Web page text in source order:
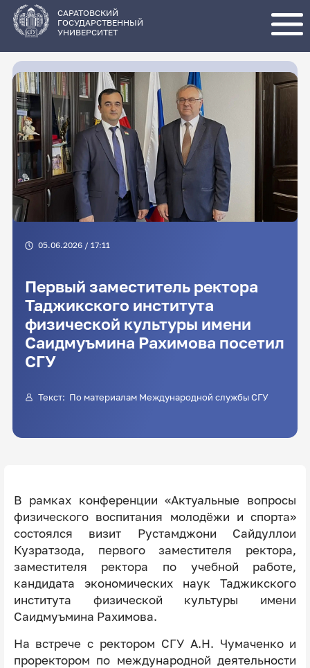
основному
содержанию
САРАТОВСКИЙ
ГОСУДАРСТВЕННЫЙ
УНИВЕРСИТЕТ
05.06.2026 / 17:11
Первый заместитель ректора
Таджикского института
физической культуры имени
Саидмуъмина Рахимова посетил
СГУ
Текст: По материалам Международной службы СГУ
В рамках конференции «Актуальные вопросы
физического воспитания молодёжи и спорта»
состоялся визит Рустамджони Сайдуллои
Кузратзода, первого заместителя ректора,
заместителя ректора по учебной работе,
кандидата экономических наук Таджикского
института физической культуры имени
Саидмуъмина Рахимова.
На встрече с ректором СГУ А.Н. Чумаченко и
проректором по международной деятельности